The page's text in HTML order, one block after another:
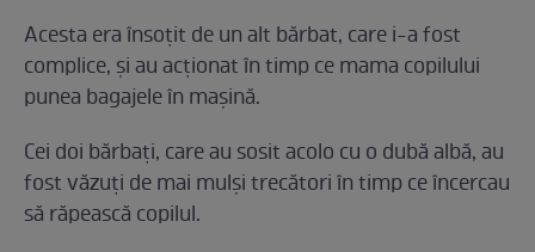
Acesta era însoțit de un alt bărbat, care i-a fost
complice, și au acționat în timp ce mama copilului
punea bagajele în mașină.
Cei doi bărbați, care au sosit acolo cu o dubă albă, au
fost văzuți de mai mulși trecători în timp ce încercau
să răpească copilul.